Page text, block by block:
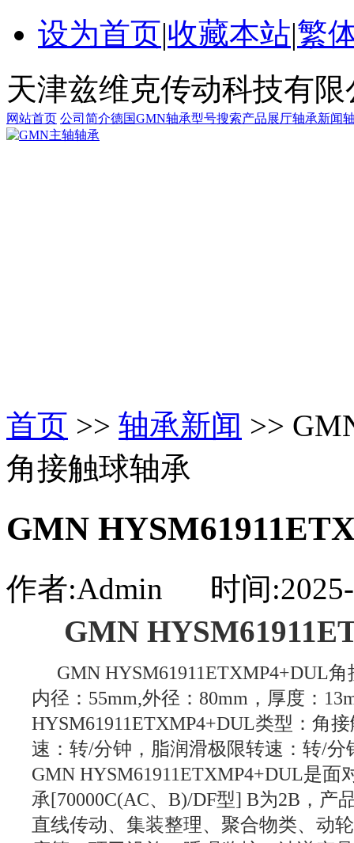
设为首页|收藏本站|繁
天津兹维克传动科技有限
网站首页 公司简介德国GMN轴承型号搜索产品展厅轴承新闻
首页 >> 轴承新闻 >>
角接触球轴承
GMN
作者:Admin 时间:2025-
GMN
GMN HYSM61911ETXMP4+DUL
内径：55mm,外径：80mm，厚度：
HYSM61911ETXMP4+DUL类型：角
速：转/分钟，脂润滑极限转速：转/分
GMNHYSM61911ETXMP4+DUL是面
承[70000C(AC、B)/DF型] B为2B，产
直线传动、集装整理、聚合物类、动